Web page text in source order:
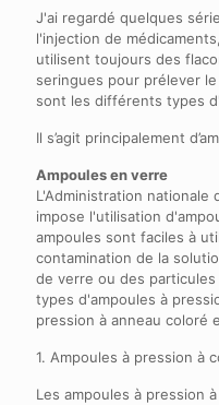
J'ai regardé quelques
l'injection de
utilisent toujours des
seringues pour prélever
sont les différents types
Il s’agit principalement
Ampoules en verre
L'Administration nationale
impose l'utilisation
ampoules sont faciles à
contamination de la
de verre ou des
types d'ampoules à
pression à anneau coloré
1. Ampoules à pression à
Les ampoules à pression